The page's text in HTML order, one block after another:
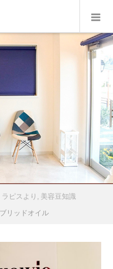
ラピスより , 美容豆知識
リッドオイル